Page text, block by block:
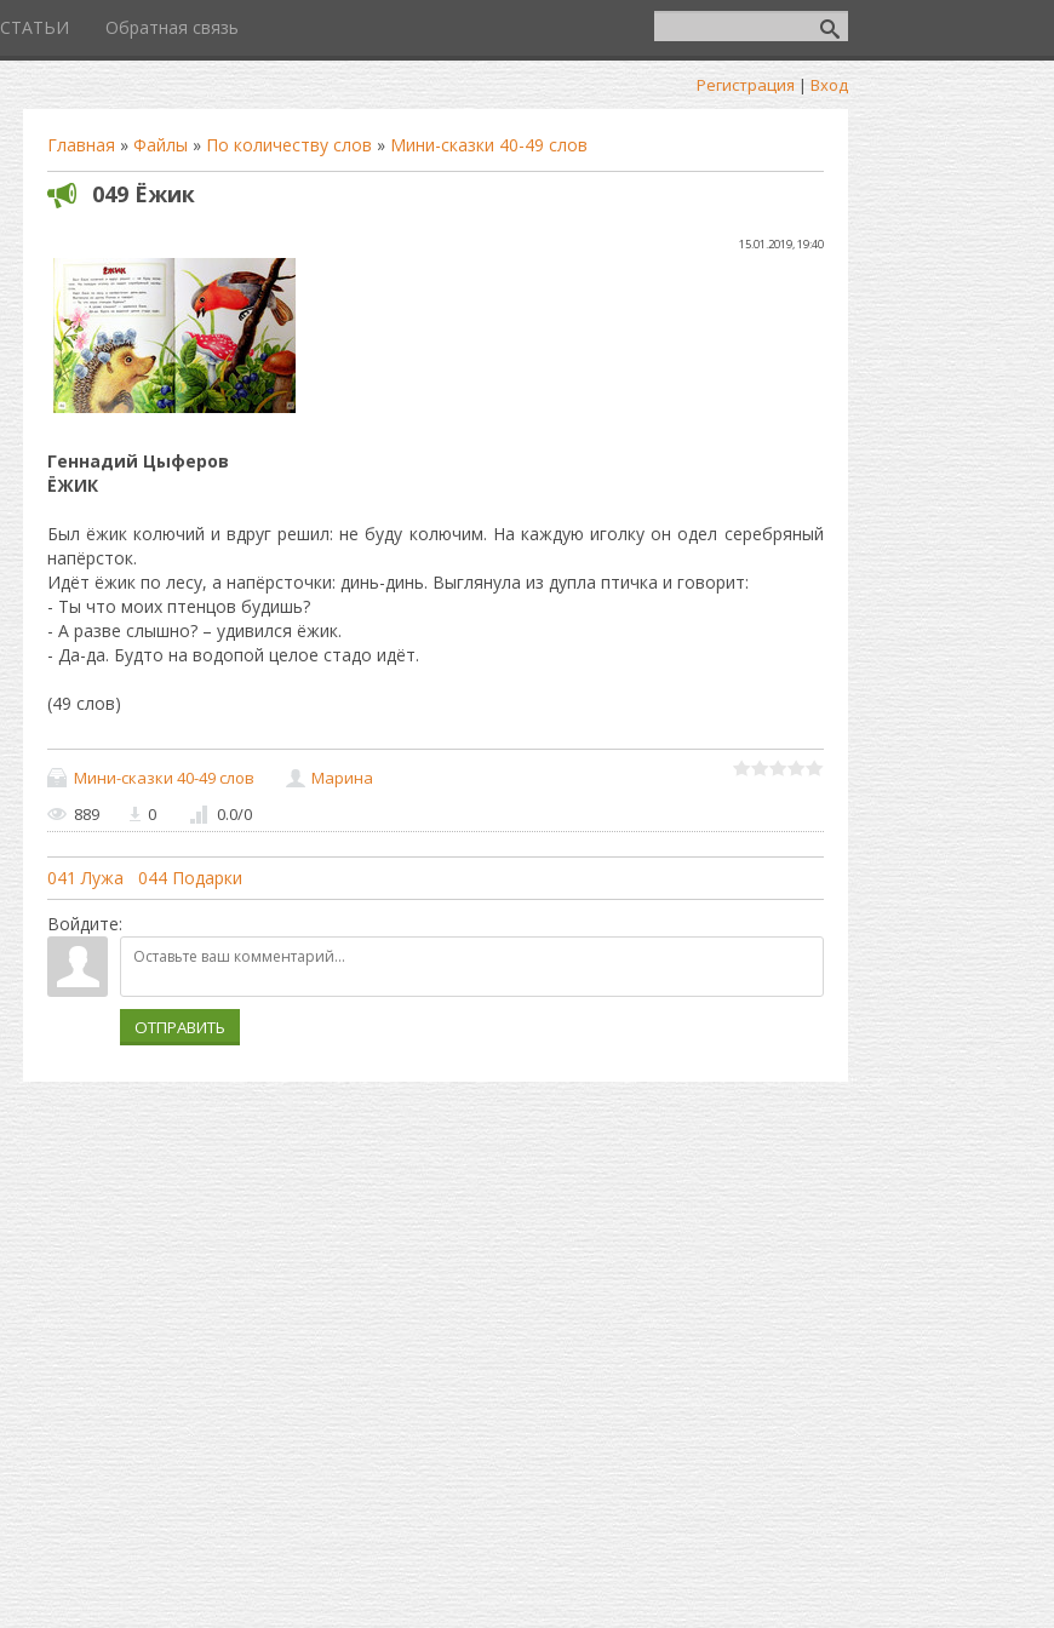
СТАТЬИ Обратная связь
Регистрация | Вход
Главная » Файлы » По количеству слов » Мини-сказки 40-49 слов
049 Ёжик
15.01.2019, 19:40
Геннадий Цыферов
ЁЖИК
Был ёжик колючий и вдруг решил: не буду колючим. На каждую иголку он одел серебряный
напёрсток.
Идёт ёжик по лесу, а напёрсточки: динь-динь. Выглянула из дупла птичка и говорит:
- Ты что моих птенцов будишь?
- А разве слышно? – удивился ёжик.
- Да-да. Будто на водопой целое стадо идёт.
(49 слов)
Мини-сказки 40-49 слов
Марина
889
0 0.0/0
041 Лужа
044 Подарки
Войдите:
ОТПРАВИТЬ